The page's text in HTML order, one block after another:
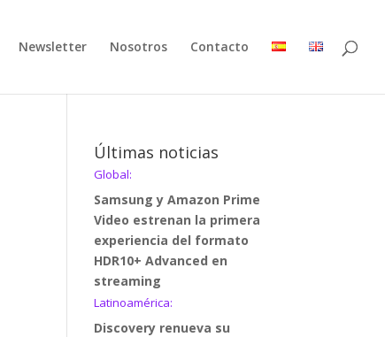
Newsletter Nosotros Contacto
Últimas noticias
Global:
Samsung y Amazon Prime
Video estrenan la primera
experiencia del formato
HDR10+ Advanced en
streaming
Latinoamérica:
Discovery renueva su